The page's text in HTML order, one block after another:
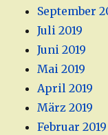
September
Juli 2019
Juni 2019
Mai 2019
April 2019
März 2019
Februar 2019